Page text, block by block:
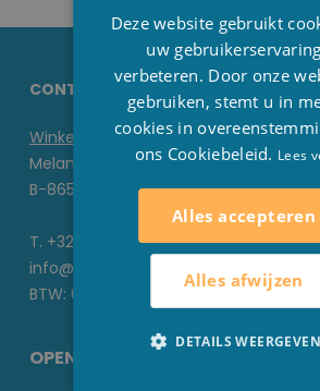
CONTACTGEGEVENS STESHA
Winkel
Melanedreef 6 D
B-8650 Houthulst
T. +32 51 70 22 93
info@stesha.be
BTW: 0476.673.440
OPENINGSUREN
Deze website gebruikt
uw
verbeteren. Door onze
gebruiken, stemt u in
cookies in
ons Cookiebeleid. Lees
Alles accepteren
Alles afwijzen
DETAILS WEERGEVEN